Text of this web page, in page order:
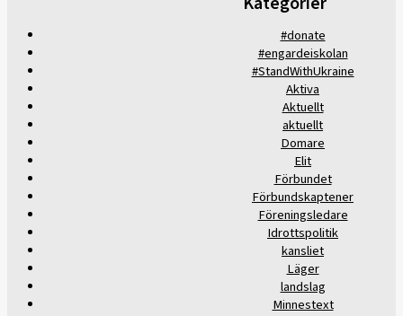
#donate
#engardeiskolan
#StandWithUkraine
Aktiva
Aktuellt
aktuellt
Domare
Elit
Förbundet
Förbundskaptener
Föreningsledare
Idrottspolitik
kansliet
Läger
landslag
Minnestext